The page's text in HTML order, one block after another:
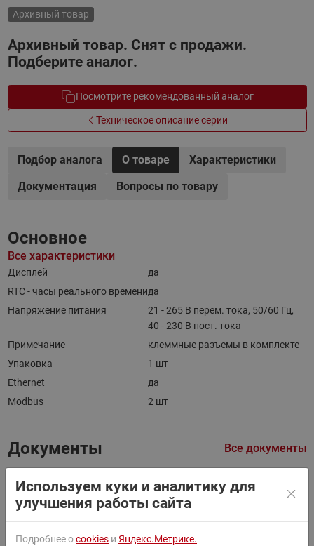
Архивный товар
Архивный товар. Снят с продажи.
Подберите аналог.
Посмотрите рекомендованный аналог
Техническое описание серии
Подбор аналога О товаре
Характеристики
Документация
Вопросы по товару
Основное
Все характеристики
Дисплей
да
RTC - часы реального временида
Напряжение питания
21 - 265 В перем. тока, 50/60 Гц,
40 - 230 В пост. тока
Примечание
клеммные разъемы в комплекте
Упаковка
1 шт
Ethernet
да
Modbus
2 шт
Документы Все документы
Фильтры
Паспорт
Используем куки и аналитику для
улучшения работы сайта
Подробнее оcookies и Яндекс.Метрике.